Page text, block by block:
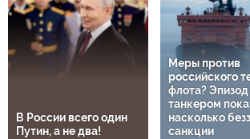
В России всего один
Путин, а не два!
Меры против
российского
флота? Эпизод
танкером
насколько
санкции